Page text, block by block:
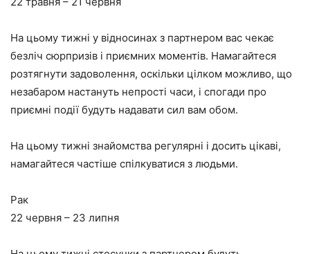
На цьому тижні у відносинах з партнером вас чекає
безліч сюрпризів і приємних моментів. Намагайтеся
розтягнути задоволення, оскільки цілком можливо, що
незабаром настануть непрості часи, і спогади про
приємні події будуть надавати сил вам обом.
На цьому тижні знайомства регулярні і досить цікаві,
намагайтеся частіше спілкуватися з людьми.
Рак
22 червня – 23 липня